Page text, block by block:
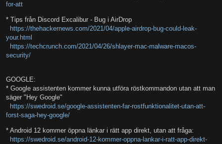
for-att
* Tips från Discord Excalibur - Bug i AirDrop
https://thehackernews.com/2021/04/apple-airdrop-bug-could-leak-
your.html
https://techcrunch.com/2021/04/26/shlayer-mac-malware-macos-
security/
GOOGLE:
* Google assistenten kommer kunna utföra röstkommandon utan att man
säger "Hey Google"
https://swedroid.se/google-assistenten-far-rostfunktionalitet-utan-att-
forst-saga-hey-google/
* Android 12 kommer öppna länkar i rätt app direkt, utan att fråga:
https://swedroid.se/android-12-kommer-oppna-lankar-i-ratt-app-direkt-